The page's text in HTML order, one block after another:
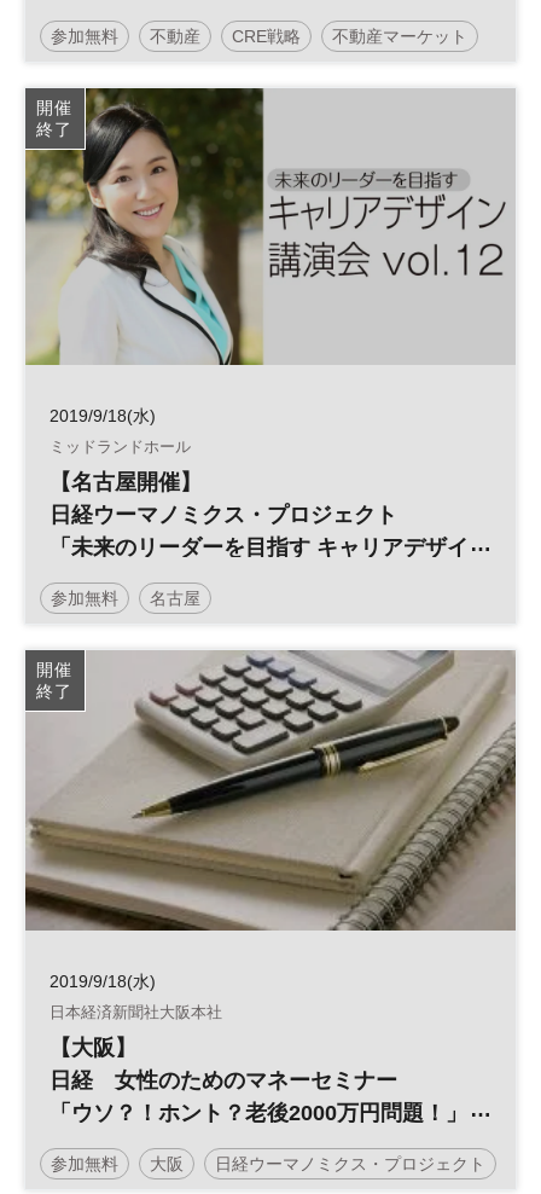
は～
参加無料 不動産 CRE戦略 不動産マーケット
開催
終了
2019/9/18(水)
ミッドランドホール
【名古屋開催】
日経ウーマノミクス・プロジェクト
「未来のリーダーを目指す キャリアデザイ
ン講演会 vol.12」
参加無料 名古屋
日経ウーマノミクス・プロジェクト キャリア 女性
平日夜開催
開催
終了
2019/9/18(水)
日本経済新聞社大阪本社
【大阪】
日経 女性のためのマネーセミナー
「ウソ？！ホント？老後2000万円問題！」
～令和時代のマネープランで対策を～
参加無料 大阪 日経ウーマノミクス・プロジェクト